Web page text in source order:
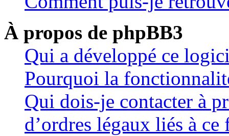
À propos de phpBB3
Qui a développé ce
Pourquoi la
Qui dois-je contacter à
d’ordres légaux liés à ce